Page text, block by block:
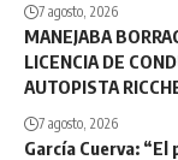
7 agosto, 2026
MANEJABA
LICENCIA DE
AUTOPISTA
7 agosto, 2026
García Cuerva: